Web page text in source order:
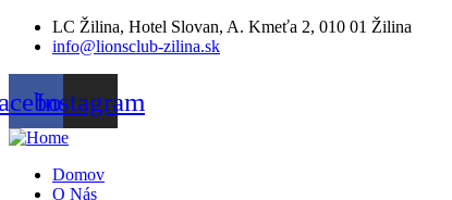
LC Žilina, Hotel Slovan, A. Kmeťa 2, 010 01 Žilina
info@lionsclub-zilina.sk
Instagram
Domov
O Nás